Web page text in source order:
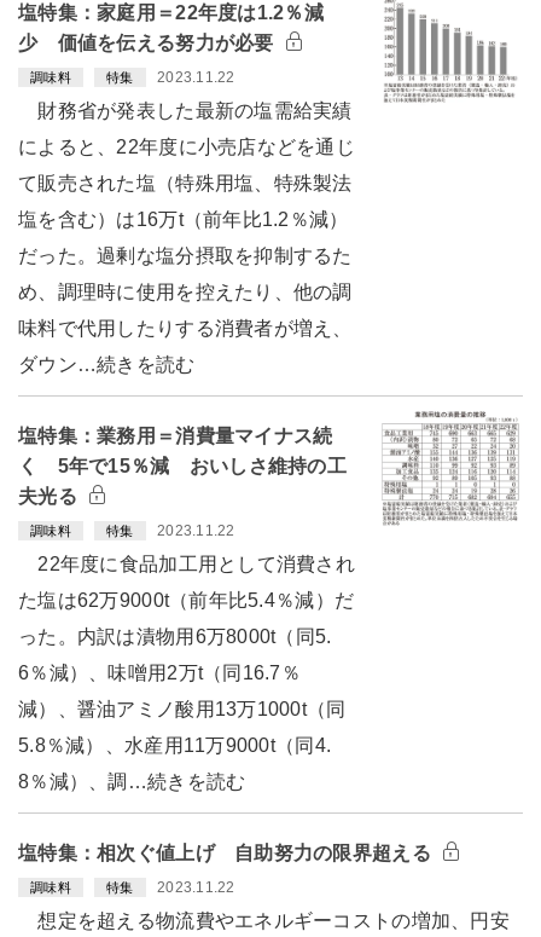
塩特集：家庭用＝22年度は1.2％減
少 価値を伝える努力が必要
調味料 特集 2023.11.22
財務省が発表した最新の塩需給実績
によると、22年度に小売店などを通じ
て販売された塩（特殊用塩、特殊製法
塩を含む）は16万t（前年比1.2％減）
だった。過剰な塩分摂取を抑制するた
め、調理時に使用を控えたり、他の調
味料で代用したりする消費者が増え、
ダウン…続きを読む
塩特集：業務用＝消費量マイナス続
く 5年で15％減 おいしさ維持の工
夫光る
調味料 特集 2023.11.22
22年度に食品加工用として消費され
た塩は62万9000t（前年比5.4％減）だ
った。内訳は漬物用6万8000t（同5.
6％減）、味噌用2万t（同16.7％
減）、醤油アミノ酸用13万1000t（同
5.8％減）、水産用11万9000t（同4.
8％減）、調…続きを読む
塩特集：相次ぐ値上げ 自助努力の限界超える
調味料 特集 2023.11.22
想定を超える物流費やエネルギーコストの増加、円安